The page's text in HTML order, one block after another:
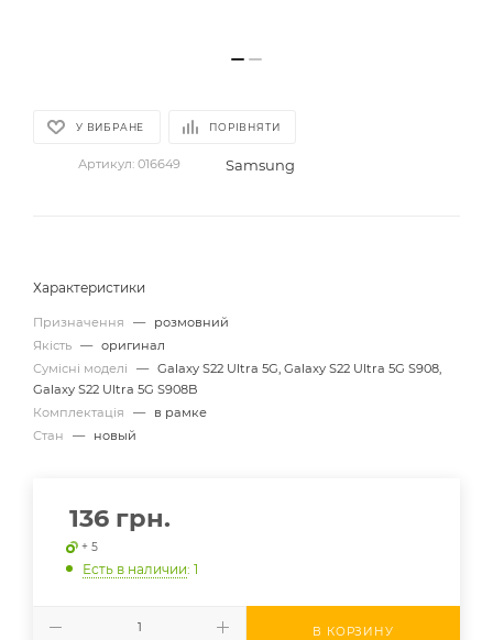
У ВИБРАНЕ ПОРІВНЯТИ
Артикул: 016649 Samsung
Характеристики
Призначення —
розмовний
Якість — оригинал
Сумісні моделі
— Galaxy S22 Ultra 5G, Galaxy S22 Ultra 5G S908,
Galaxy S22 Ultra 5G S908B
Комплектація
—
в рамке
Стан
— новый
136 грн.
+ 5
Есть в наличии: 1
В КОРЗИНУ